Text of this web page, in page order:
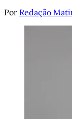
Por Redação